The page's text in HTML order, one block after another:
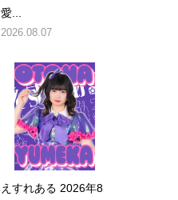
愛...
2026.08.07
えすれある 2026年8